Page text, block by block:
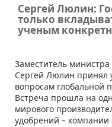
Сергей Люлин:
только
ученым
Заместитель
Сергей Люлин принял
вопросам глобальной
Встреча прошла на
мирового
удобрений – компании